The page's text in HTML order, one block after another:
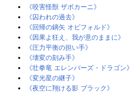
《咬害怪獣 ザボカーニ》
《囚われの過去》
《回帰の鏑矢 オビフォルド》
《因果よ狂え、我が意のままに》
《圧力平衡の担い手》
《壊変の刻み手》
《壮拳竜 エレンバーズ・ドラゴン》‎
《変光星の継子》‎
《夜空に翔ける影 ブラック》